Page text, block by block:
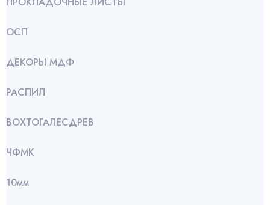
ОСП
ДЕКОРЫ МДФ
РАСПИЛ
ВОХТОГАЛЕСДРЕВ
ЧФМК
10мм